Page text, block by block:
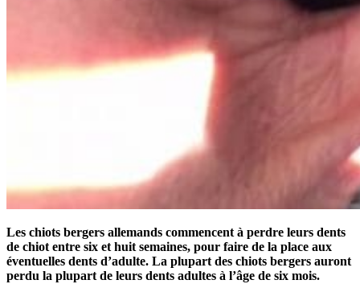
Les chiots bergers allemands commencent à perdre leurs dents
de chiot entre six et huit semaines, pour faire de la place aux
éventuelles dents d’adulte. La plupart des chiots bergers auront
perdu la plupart de leurs dents adultes à l’âge de six mois.